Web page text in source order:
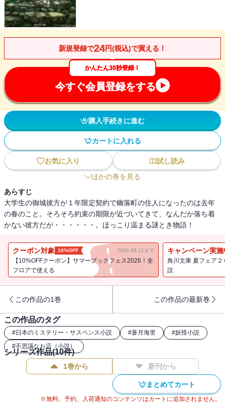
新規登録で24円(税込)で買える！
かんたん30秒登録！
今すぐ会員登録をする
購入手続きに進む
カートに入れる
お気に入り
試し読み
ほかの巻を見る
あらすじ
大学生の御城彼方が１年限定契約で幽落町の住人になったのは去年
の春のこと。そろそろ約束の期限が近づいてきて、なんだか落ち着
かない彼方だが・・・・・・。ほっこり温まる謎とき物語！
クーポン対象 10%OFF 2026.08.11まで
【10%OFFクーポン】サマーブックフェス2026！全
フロアで使える
キャンペーン実施
角川文庫 夏フェア
説
この作品の1巻 この作品の最新巻
この作品のタグ
#日本のミステリー・サスペンス小説 #蒼月海里 #妖怪小説
#不思議なお店（小説）
シリーズ作品(10件)
1巻から 新刊から
まとめてカート
※無料、予約、入荷通知のコンテンツはカートに追加されません。